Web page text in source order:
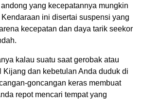
yang kecepatannya mungkin
ini disertai suspensi yang
kecepatan dan daya tarik seekor
kalau suatu saat gerobak atau
Kijang dan kebetulan Anda duduk di
goncangan keras membuat
repot mencari tempat yang